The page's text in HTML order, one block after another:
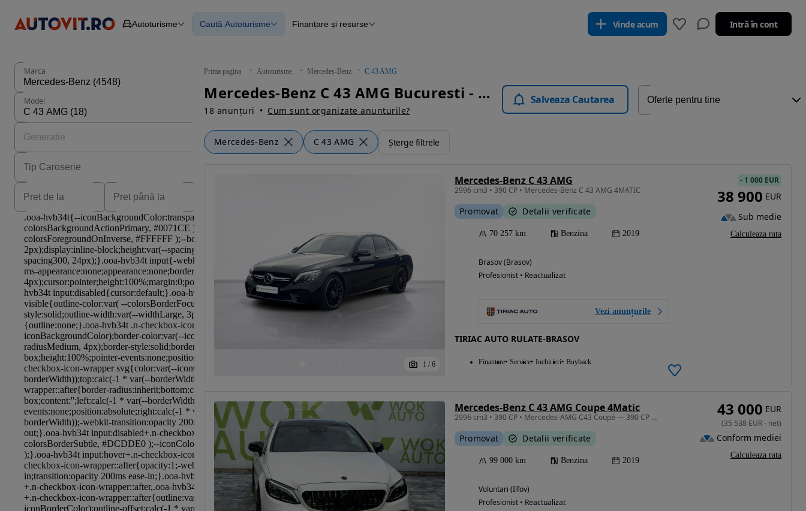
Autoturisme
Autoturisme
Mașini electrice
Mașini cu detalii verificate
Caută Autoturisme
Blog Autovit.ro
Finanțare și resurse Vinde acum Intră în cont
Prima pagina Autoturisme Mercedes-Benz C 43 AMG
Mercedes-Benz C 43 AMG Bucuresti - Autoturisme
18 anunțuri Cum sunt organizate anunturile?
Salveaza Cautarea
Mercedes-Benz C 43 AMG Șterge filtrele
Marca
Model
1 / 6
Mercedes-Benz C 43 AMG
2996 cm3 • 390 CP • Mercedes-Benz C 43 AMG 4MATIC
Promovat Detalii verificate
70 257 km Benzina 2019
Brasov (Brasov)
Profesionist • Reactualizat
Vezi anunțurile
TIRIAC AUTO RULATE-BRASOV
Finantare Service Inchirieri Buyback
- 1 000 EUR
38 900 EUR
Sub medie
Calculeaza rata
Mercedes-Benz C 43 AMG Coupe 4Matic
2996 cm3 • 390 CP • Mercedes-AMG C43 Coupé — 390 CP | 4MATIC | Intake + Downpipe | Burm
Promovat Detalii verificate
99 000 km Benzina 2019
Voluntari (Ilfov)
Profesionist • Reactualizat
43 000 EUR
(35 538 EUR- net)
Conform mediei
Calculeaza rata